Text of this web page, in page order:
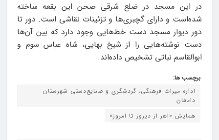
در این مسجد در ضلع شرقی صحن این بقعه ساخته
شده‌است و دارای گچبری‌ها و تزئینات نقاشی است. دور تا
دور دیوار مسجد دست خط‌هایی وجود دارد که بین آن‌ها
دست نوشته‌هایی را از شیخ بهایی، شاه عباس سوم و
ابوالقاسم نباتی تشخیص داده‌اند.
برچسب ها:
اداره میراث فرهنگی، گردشگری و صنایع‌دستی شهرستان
دامغان
همایش «اهر از دیروز تا امروز»